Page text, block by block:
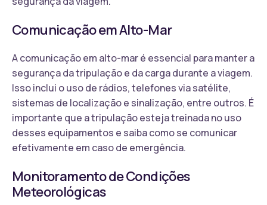
Comunicação em Alto-Mar
A comunicação em alto-mar é essencial para manter a
segurança da tripulação e da carga durante a viagem.
Isso inclui o uso de rádios, telefones via satélite,
sistemas de localização e sinalização, entre outros. É
importante que a tripulação esteja treinada no uso
desses equipamentos e saiba como se comunicar
efetivamente em caso de emergência.
Monitoramento de Condições
Meteorológicas